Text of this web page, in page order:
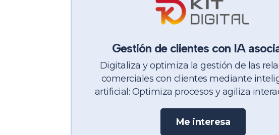
Gestión de clientes con IA
Digitaliza y optimiza la gestión de las
comerciales con clientes mediante
artificial: Optimiza procesos y agiliza
Me interesa